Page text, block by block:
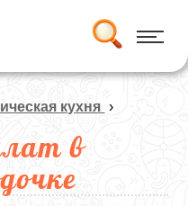
кухня ›
в